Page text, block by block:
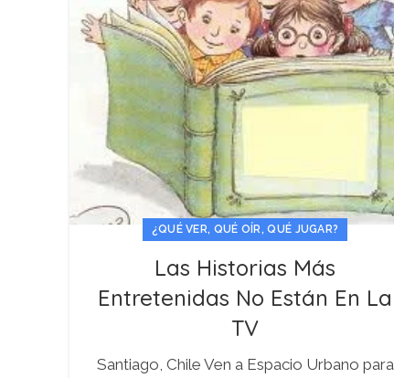
¿QUÉ VER, QUÉ OÍR, QUÉ JUGAR?
Las Historias Más
Entretenidas No Están En La
TV
Santiago, Chile Ven a Espacio Urbano para